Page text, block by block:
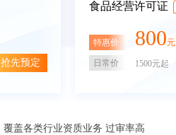
抢先预定
食品经营许可证
特惠价 800
日常价 1500元起
覆盖各类行业资质业务 过审率高